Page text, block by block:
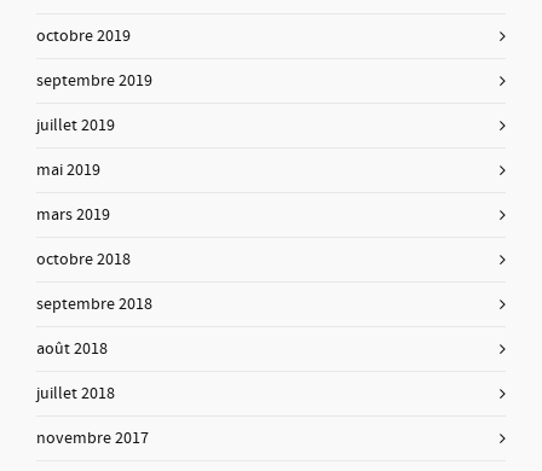
octobre 2019
septembre 2019
juillet 2019
mai 2019
mars 2019
octobre 2018
septembre 2018
août 2018
juillet 2018
novembre 2017